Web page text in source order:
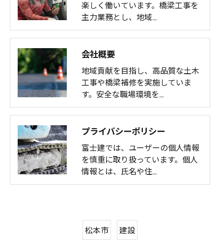
楽しく働いています。橋梁工事を
主力業務とし、地域…
会社概要
地域貢献を目指し、高品質な土木
工事や橋梁補修を実施していま
す。安全な職場環境を…
プライバシーポリシー
富士建では、ユーザーの個人情報
を慎重に取り扱っています。個人
情報とは、氏名や住…
松本市 建設